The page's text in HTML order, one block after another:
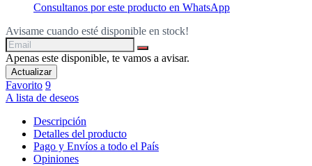
Consultanos por este producto en WhatsApp
Avisame cuando esté disponible en stock!
Apenas este disponible, te vamos a avisar.
Favorito 9
A lista de deseos
Descripción
Detalles del producto
Pago y Envíos a todo el País
Opiniones